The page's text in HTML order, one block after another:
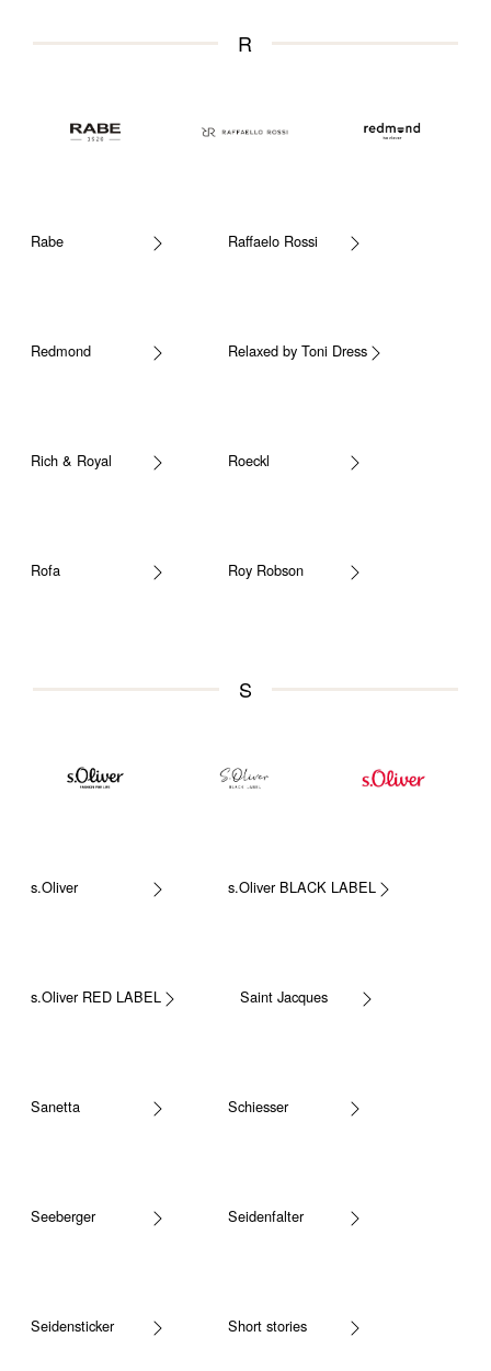
R
Rabe Raffaelo Rossi
Redmond Relaxed by Toni Dress
Rich & Royal Roeckl
Rofa Roy Robson
S
s.Oliver s.Oliver BLACK LABEL
s.Oliver RED LABEL Saint Jacques
Sanetta Schiesser
Seeberger Seidenfalter
Seidensticker Short stories